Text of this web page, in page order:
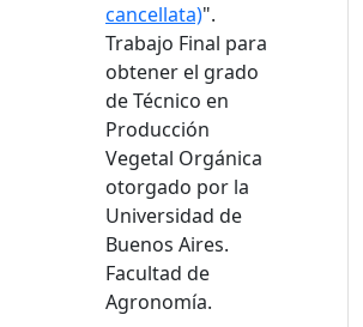
cancellata)".
Trabajo Final para
obtener el grado
de Técnico en
Producción
Vegetal Orgánica
otorgado por la
Universidad de
Buenos Aires.
Facultad de
Agronomía.